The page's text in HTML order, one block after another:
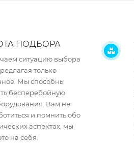
ПОДБОРА
ситуацию выбора
только
Мы способны
бесперебойную
Вам не
и помнить обо
аспектах, мы
на себя.